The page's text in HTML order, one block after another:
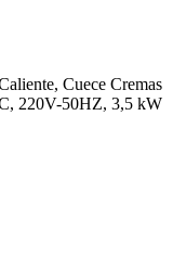
Cuece Cremas
220V-50HZ, 3,5 kW